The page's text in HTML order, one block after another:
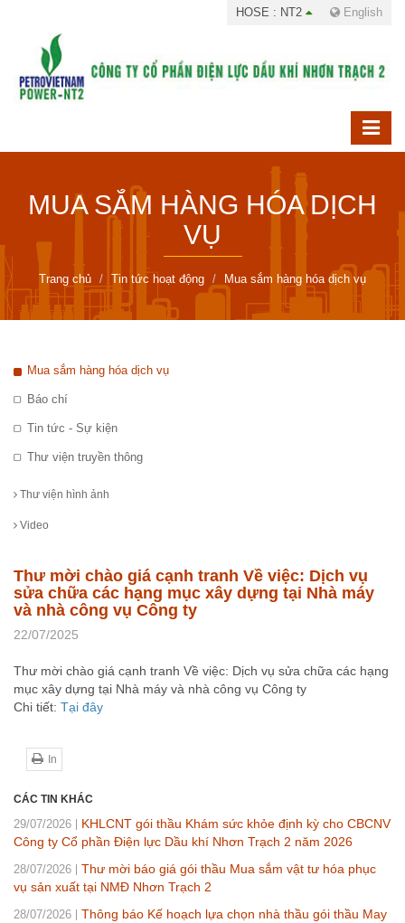
HOSE : NT2 English
MUA SẮM HÀNG HÓA DỊCH
VỤ
Trang chủ Tin tức hoạt động Mua sắm hàng hóa dịch vụ
Mua sắm hàng hóa dịch vụ
Báo chí
Tin tức - Sự kiện
Thư viện truyền thông
Thư viện hình ảnh
Video
Thư mời chào giá cạnh tranh Về việc: Dịch vụ
sửa chữa các hạng mục xây dựng tại Nhà máy
và nhà công vụ Công ty
22/07/2025
Thư mời chào giá cạnh tranh Về việc: Dịch vụ sửa chữa các hạng
mục xây dựng tại Nhà máy và nhà công vụ Công ty
Chi tiết: Tại đây
In
CÁC TIN KHÁC
29/07/2026
KHLCNT gói thầu Khám sức khỏe định kỳ cho CBCNV
Công ty Cổ phần Điện lực Dầu khí Nhơn Trạch 2 năm 2026
28/07/2026
Thư mời báo giá gói thầu Mua sắm vật tư hóa phục
vụ sản xuất tại NMĐ Nhơn Trạch 2
28/07/2026
Thông báo Kế hoạch lựa chọn nhà thầu gói thầu May